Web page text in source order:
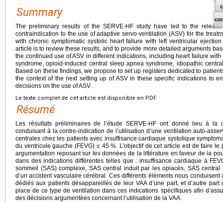
Summary
The preliminary results of the SERVE-HF study have led to the
contraindication to the use of adaptive servo-ventilation (ASV) for the
with chronic symptomatic systolic heart failure with left ventricular
article is to review these results, and to provide more detailed arguments
the continued use of ASV in different indications, including heart failure
syndrome, opioid-induced central sleep apnea syndrome, idiopathic
Based on these findings, we propose to set up registers dedicated to
the context of the next setting up of ASV in these specific indications to
decisions on the use of ASV.
Le texte complet de cet article est disponible en PDF.
Résumé
Les résultats préliminaires de l’étude SERVE-HF ont donné lieu à la
conduisant à la contre-indication de l’utilisation d’une ventilation auto-
centrales chez les patients avec insuffisance cardiaque systolique
du ventricule gauche (FEVG) ≤ 45 %. L’objectif de cet article est de faire le
argumentation reposant sur les données de la littérature en faveur de la
dans des indications différentes telles que : insuffisance cardiaque à
sommeil (SAS) complexe, SAS central induit par les opiacés, SAS
d’un accident vasculaire cérébral. Ces différents éléments nous
dédiés aux patients désappareillés de leur VAA d’une part, et d’autre
place de ce type de ventilation dans ces indications spécifiques afin
des décisions argumentées concernant l’utilisation de la VAA.